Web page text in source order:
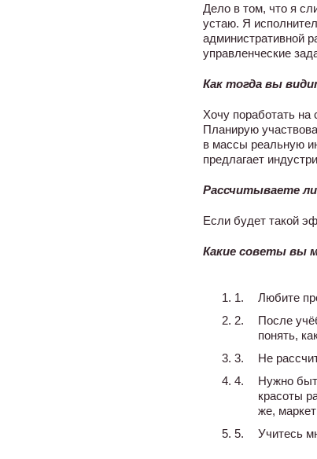
Дело в том, что я
устаю. Я
административной
управленческие
Как тогда вы
Хочу поработать
Планирую
в массы реальную
предлагает
Рассчитываете
Если будет такой
Какие советы вы
Любите
После
понять,
Не
Нужно
красоты
же,
Учитесь